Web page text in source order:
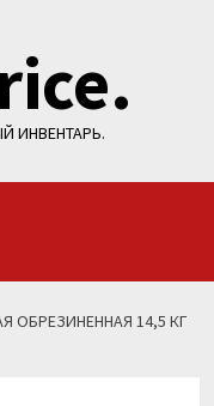
ИНВЕНТАРЬ.
ОБРЕЗИНЕННАЯ 14,5 КГ